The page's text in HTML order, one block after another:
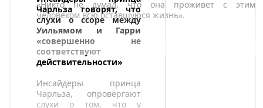
«Никто не думал, что она проживет с этим
человеком всю оставшуюся жизнь».
Чарльза говорят, что
слухи о ссоре между
Уильямом и Гарри
«совершенно не
соответствуют
действительности»
Инсайдеры принца
Чарльза, опровергают
слухи о том, что у